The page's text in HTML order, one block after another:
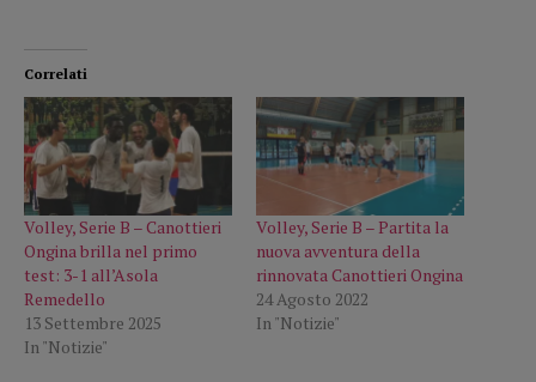
Correlati
Volley, Serie B – Canottieri
Ongina brilla nel primo
test: 3-1 all’Asola
Remedello
13 Settembre 2025
In "Notizie"
Volley, Serie B – Partita la
nuova avventura della
rinnovata Canottieri Ongina
24 Agosto 2022
In "Notizie"